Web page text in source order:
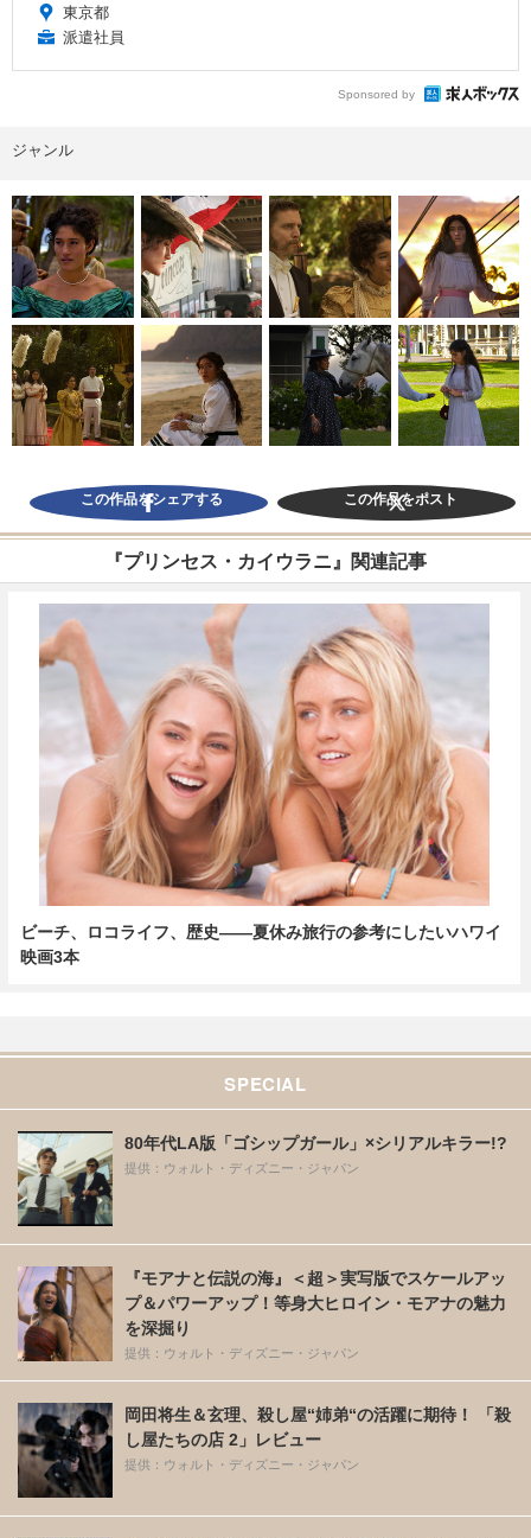
東京都
派遣社員
Sponsored by
ジャンル
この作品をシェアする この作品をポスト
『プリンセス・カイウラニ』関連記事
ビーチ、ロコライフ、歴史——夏休み旅行の参考にしたいハワイ
映画3本
SPECIAL
80年代LA版「ゴシップガール」×シリアルキラー!?
提供：ウォルト・ディズニー・ジャパン
『モアナと伝説の海』＜超＞実写版でスケールアッ
プ＆パワーアップ！等身大ヒロイン・モアナの魅力
を深掘り
提供：ウォルト・ディズニー・ジャパン
岡田将生＆玄理、殺し屋“姉弟“の活躍に期待！ 「殺
し屋たちの店 2」レビュー
提供：ウォルト・ディズニー・ジャパン